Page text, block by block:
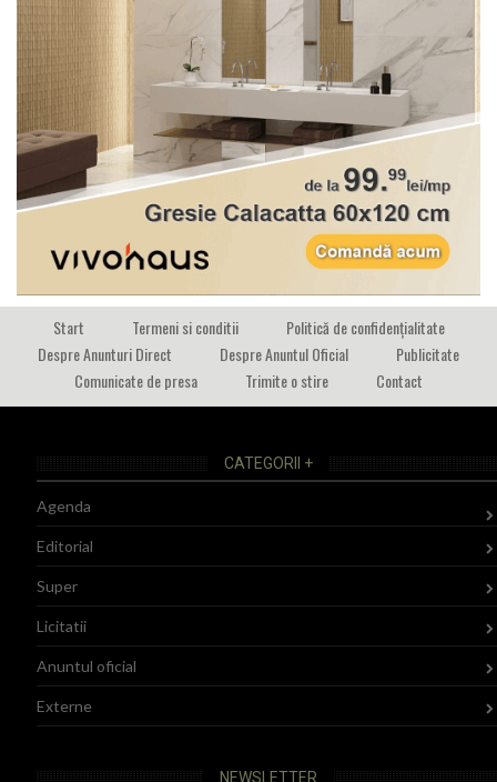
Start Termeni si conditii
Politică de confidențialitate
Despre Anunturi Direct
Despre Anuntul Oficial
Publicitate
Comunicate de presa
Trimite o stire Contact
CATEGORII +
Agenda
Editorial
Super
Licitatii
Anuntul oficial
Externe
NEWSLETTER